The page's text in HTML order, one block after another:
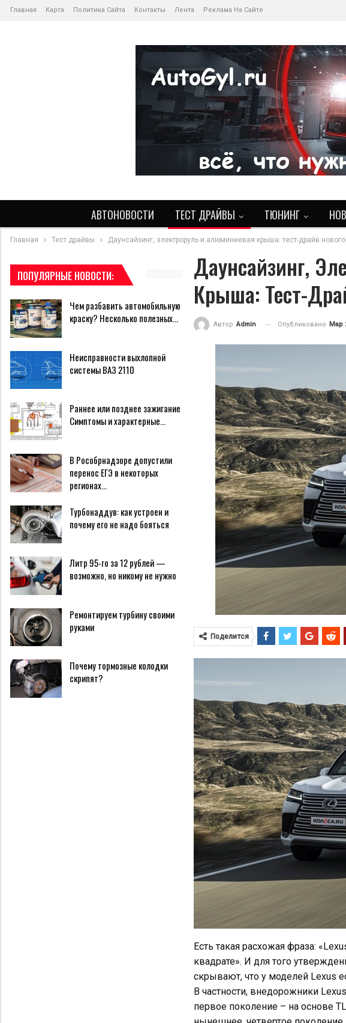
Главная Карта Политика Сайта Контакты Лента Реклама На Сайте
АВТОНОВОСТИ ТЕСТ ДРАЙВЫ ТЮНИНГ
Главная Тест драйвы Даунсайзинг, электроруль и алюминиевая крыша: тест-драйв
Даунсайзинг,
Крыша: Тест-
Автор Admin Опубликовано Мар
Поделится
Есть такая расхожая фраза:
квадрате». И для того
скрывают, что у моделей Lexus
В частности, внедорожники
первое поколение – на основе
ПОПУЛЯРНЫЕ НОВОСТИ:
Чем разбавить автомобильную
краску? Несколько полезных…
Неисправности выхлопной
системы ВАЗ 2110
Раннее или позднее зажигание
Симптомы и характерные…
В Рособрнадзоре допустили
перенос ЕГЭ в некоторых
регионах…
Турбонаддув: как устроен и
почему его не надо бояться
Литр 95-го за 12 рублей —
возможно, но никому не нужно
Ремонтируем турбину своими
руками
Почему тормозные колодки
скрипят?